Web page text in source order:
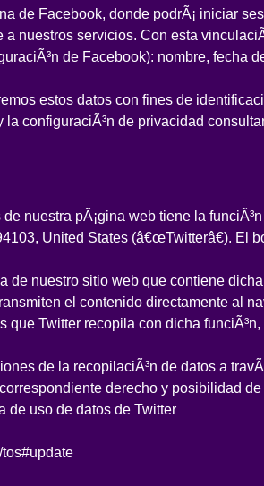
de Facebook, donde podrÃ¡ iniciar
a nuestros servicios. Con esta
de Facebook): nombre, fecha
estos datos con fines de
la configuraciÃ³n de privacidad
nuestra pÃ¡gina web tiene la
United States (â€œTwitterâ€). El
de nuestro sitio web que contiene
el contenido directamente al
que Twitter recopila con dicha
de la recopilaciÃ³n de datos a
derecho y posibilidad
de uso de datos de Twitter
tos#update